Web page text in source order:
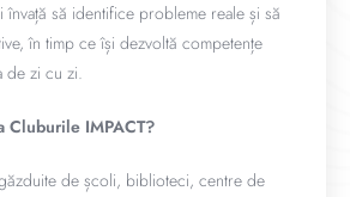
să identifice probleme reale și să
în timp ce își dezvoltă competențe
de zi cu zi.
Cluburile IMPACT?
de școli, biblioteci, centre de